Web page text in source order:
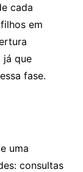
cada
em
já que
fase.
uma
consultas